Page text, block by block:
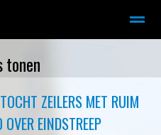
tonen
ZEILERS MET RUIM
EINDSTREEP